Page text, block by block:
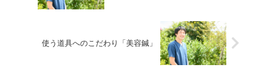
使う道具へのこだわり「美容鍼」